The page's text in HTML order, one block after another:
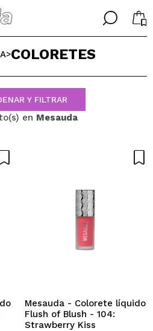
╳
podrás realizar
revisar el estado de tus
anteriores.
╳
TU IDIOMA
ESPAÑOL
ENGLISH
FRANCES
ALEMAN
>COLORETES
Y FILTRAR
en Mesauda
Mesauda - Colorete líquido
Flush of Blush - 104:
Strawberry Kiss